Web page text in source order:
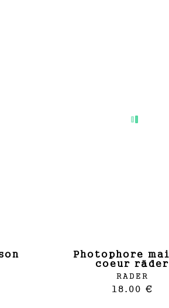
photophore maison
coeur räder
RADER
18.00 €